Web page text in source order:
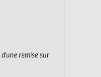
d'une remise sur